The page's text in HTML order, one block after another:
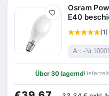
Merken
Osram
E40
(1)
Art.-Nr.
Über 30 lagerndLieferzeit